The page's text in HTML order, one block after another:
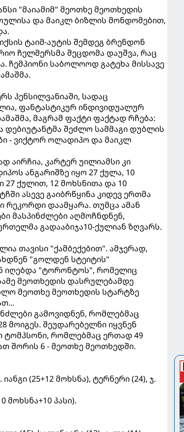
"მაიამიმ" მეოთხე მეოთხედის
და მაიკლ ბიზლის მონდომებით,
ტაიმ-აუტის შემდეგ ბრენდონ
ჩელმერსმა შეცდომა დაუშვა, რაც
ჩემპიონი საბოლოოდ გატეხა მისსავე
პენსილვანიაში, სადაც
ფანტასტიკურ ინდივიდუალურ
მაგრამ ფაქტი ფაქტად რჩება:
დებიუტანტმა შეძლო სამმაგი დუბლის
- ვიქტორ ოლადიპო და მაიკლ
კარტერ უილიამსი კი
ანგარიშზე იყო 27 ქულა, 10
27 ქულით, 12 მოხსნითა და 10
ასევე გაიბრწყინა კიდევ ერთმა
დაამყარა. თუმცა ამან
მასპინძლები აღმოჩნდნენ,
გადააბიჯა10-ქულიან ზღვარს.
თავისი "ქამბექებით". ამჯერად,
"გოლდენ სტეიტის"
იღებდა "ტორონტოს", რომელიც
მეოთხედის დასრულებამდე
მეოთხე მეოთხედის სტარტზე
გამოვიდნენ, რომლებმაც
მოიგეს. შეუდარებელნი იყვნენ
ტომპსონი, რომლებმაც ერთად 49
შორის 6 - მეოთხე მეოთხედში.
(25+12 მოხსნა), ტერნერი (24), ჯ.
მოხსნა+10 პასი).